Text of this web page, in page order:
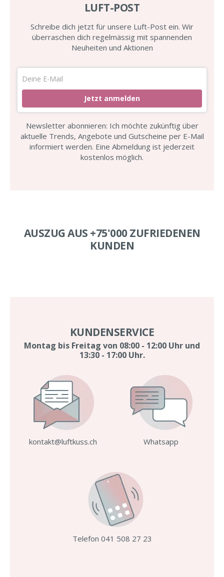
LUFT-POST
Schreibe dich jetzt für unsere Luft-Post ein. Wir
überraschen dich regelmässig mit spannenden
Neuheiten und Aktionen
Jetzt anmelden
Newsletter abonnieren: Ich möchte zukünftig über
aktuelle Trends, Angebote und Gutscheine per E-Mail
informiert werden. Eine Abmeldung ist jederzeit
kostenlos möglich.
AUSZUG AUS +75'000 ZUFRIEDENEN
KUNDEN
KUNDENSERVICE
Montag bis Freitag von 08:00 - 12:00 Uhr und
13:30 - 17:00 Uhr.
kontakt@luftkuss.ch Whatsapp
Telefon 041 508 27 23